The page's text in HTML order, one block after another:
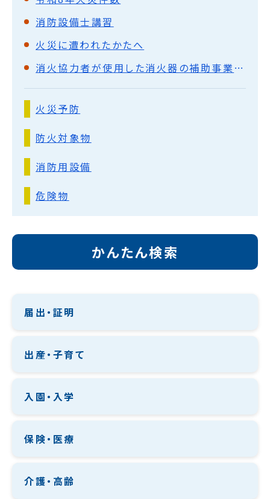
消防設備士講習
火災に遭われたかたへ
消火協力者が使用した消火器の補助事業について
火災予防
防火対象物
消防用設備
危険物
かんたん検索
届出・証明
出産・子育て
入園・入学
保険・医療
介護・高齢